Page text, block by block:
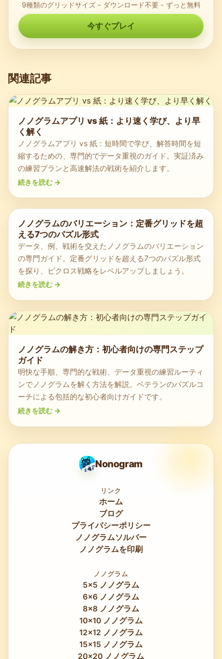
9種類のグリッドサイズ - ダウンロード不要 - ずっと無料
今すぐプレイ
関連記事
ノノグラムアプリ vs 紙：より速く学び、より早
く解く
ノノグラムアプリ vs 紙：短時間で学び、解答時間を短
縮するための、専門的でデータ重視のガイド。実証済み
の練習プランと高速解法の戦術を紹介します。
続きを読む ->
ノノグラムのバリエーション：定番グリッドを超
える7つのパズル形式
データ、例、戦術を交えたノノグラムのバリエーション
の専門ガイド。定番グリッドを超える7つのパズル形式
を探り、ピクロス戦略をレベルアップしましょう。
続きを読む ->
ノノグラムの解き方：初心者向けの専門ステップ
ガイド
明快な手順、専門的な戦術、データ重視の練習ルーティ
ンでノノグラムを解く方法を解説。ベテランのパズルコ
ーチによる包括的な初心者向けガイドです。
続きを読む ->
Nonogram
リンク
ホーム
ブログ
プライバシーポリシー
ノノグラムソルバー
ノノグラムを印刷
ノノグラム
5x5 ノノグラム
6x6 ノノグラム
8x8 ノノグラム
10x10 ノノグラム
12x12 ノノグラム
15x15 ノノグラム
20x20 ノノグラム